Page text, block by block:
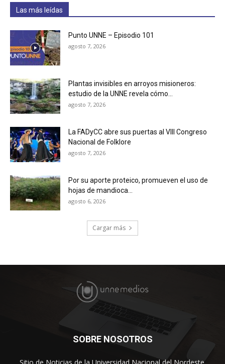
Las más leídas
Punto UNNE – Episodio 101
agosto 7, 2026
Plantas invisibles en arroyos misioneros:
estudio de la UNNE revela cómo...
agosto 7, 2026
La FADyCC abre sus puertas al VIII Congreso
Nacional de Folklore
agosto 7, 2026
Por su aporte proteico, promueven el uso de
hojas de mandioca...
agosto 6, 2026
Cargar más
SOBRE NOSOTROS